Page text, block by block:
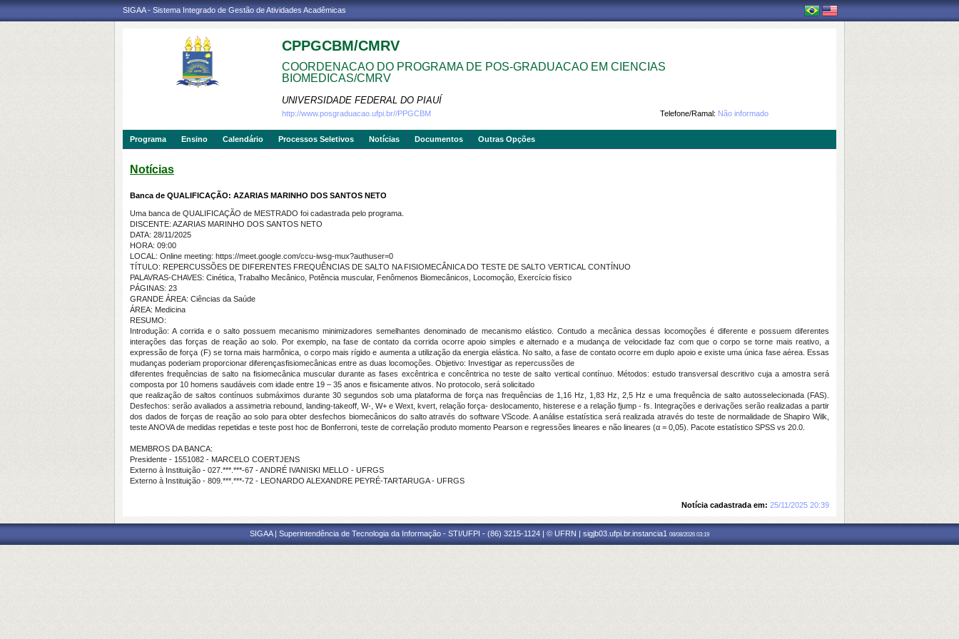
SIGAA - Sistema Integrado de Gestão de Atividades Acadêmicas
CPPGCBM/CMRV
COORDENACAO DO PROGRAMA DE POS-GRADUACAO EM CIENCIAS
BIOMEDICAS/CMRV
UNIVERSIDADE FEDERAL DO PIAUÍ
Telefone/Ramal: Não informado
http://www.posgraduacao.ufpi.br//PPGCBM
Programa Ensino Calendário Processos Seletivos Notícias Documentos Outras Opções
Notícias
Banca de QUALIFICAÇÃO: AZARIAS MARINHO DOS SANTOS NETO
Uma banca de QUALIFICAÇÃO de MESTRADO foi cadastrada pelo programa.
DISCENTE: AZARIAS MARINHO DOS SANTOS NETO
DATA: 28/11/2025
HORA: 09:00
LOCAL: Online meeting: https://meet.google.com/ccu-iwsg-mux?authuser=0
TÍTULO: REPERCUSSÕES DE DIFERENTES FREQUÊNCIAS DE SALTO NA FISIOMECÂNICA DO TESTE DE SALTO VERTICAL CONTÍNUO
PALAVRAS-CHAVES: Cinética, Trabalho Mecânico, Potência muscular, Fenômenos Biomecânicos, Locomoção, Exercício físico
PÁGINAS: 23
GRANDE ÁREA: Ciências da Saúde
ÁREA: Medicina
RESUMO:
Introdução: A corrida e o salto possuem mecanismo minimizadores semelhantes denominado de mecanismo elástico. Contudo a mecânica dessas locomoções é diferente e possuem diferentes
interações das forças de reação ao solo. Por exemplo, na fase de contato da corrida ocorre apoio simples e alternado e a mudança de velocidade faz com que o corpo se torne mais reativo, a
expressão de força (F) se torna mais harmônica, o corpo mais rígido e aumenta a utilização da energia elástica. No salto, a fase de contato ocorre em duplo apoio e existe uma única fase aérea. Essas
mudanças poderiam proporcionar diferençasfisiomecânicas entre as duas locomoções. Objetivo: Investigar as repercussões de
diferentes frequências de salto na fisiomecânica muscular durante as fases excêntrica e concêntrica no teste de salto vertical contínuo. Métodos: estudo transversal descritivo cuja a amostra será
composta por 10 homens saudáveis com idade entre 19 – 35 anos e fisicamente ativos. No protocolo, será solicitado
que realização de saltos contínuos submáximos durante 30 segundos sob uma plataforma de força nas frequências de 1,16 Hz, 1,83 Hz, 2,5 Hz e uma frequência de salto autosselecionada (FAS).
Desfechos: serão avaliados a assimetria rebound, landing-takeoff, W-, W+ e Wext, kvert, relação força- deslocamento, histerese e a relação fjump - fs. Integrações e derivações serão realizadas a partir
dos dados de forças de reação ao solo para obter desfechos biomecânicos do salto através do software VScode. A análise estatística será realizada através do teste de normalidade de Shapiro Wilk,
teste ANOVA de medidas repetidas e teste post hoc de Bonferroni, teste de correlação produto momento Pearson e regressões lineares e não lineares (α = 0,05). Pacote estatístico SPSS vs 20.0.
MEMBROS DA BANCA:
Presidente - 1551082 - MARCELO COERTJENS
Externo à Instituição - 027.***.***-67 - ANDRÉ IVANISKI MELLO - UFRGS
Externo à Instituição - 809.***.***-72 - LEONARDO ALEXANDRE PEYRÉ-TARTARUGA - UFRGS
Notícia cadastrada em: 25/11/2025 20:39
SIGAA | Superintendência de Tecnologia da Informação - STI/UFPI - (86) 3215-1124 | © UFRN | sigjb03.ufpi.br.instancia1 08/08/2026 03:19